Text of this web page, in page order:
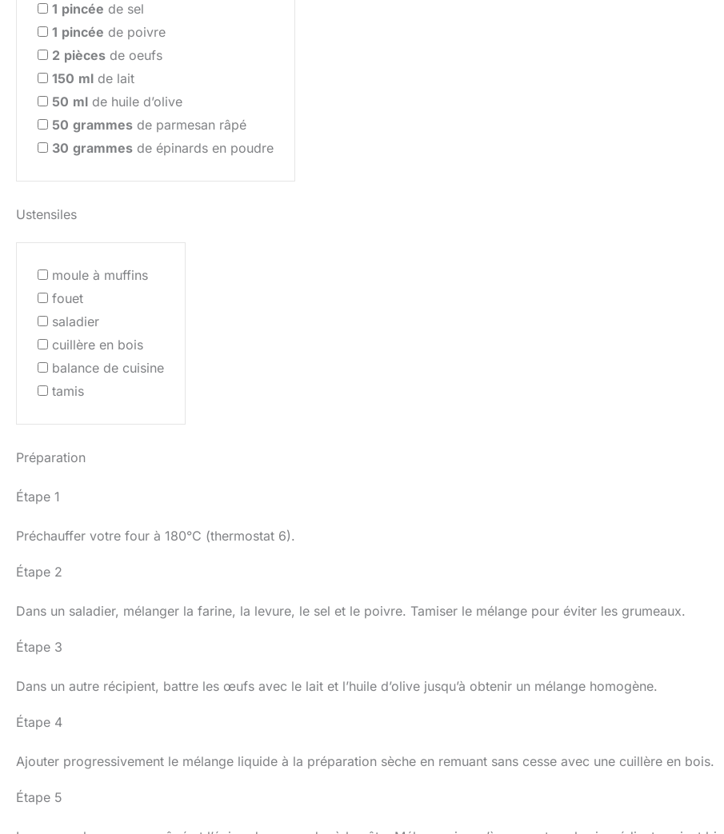
1 pincée de sel
1 pincée de poivre
2 pièces de oeufs
150 ml de lait
50 ml de huile d’olive
50 grammes de parmesan râpé
30 grammes de épinards en poudre
Ustensiles
moule à muffins
fouet
saladier
cuillère en bois
balance de cuisine
tamis
Préparation
Étape 1
Préchauffer votre four à 180°C (thermostat 6).
Étape 2
Dans un saladier, mélanger la farine, la levure, le sel et le poivre. Tamiser le mélange pour éviter les grumeaux.
Étape 3
Dans un autre récipient, battre les œufs avec le lait et l’huile d’olive jusqu’à obtenir un mélange homogène.
Étape 4
Ajouter progressivement le mélange liquide à la préparation sèche en remuant sans cesse avec une cuillère en bois.
Étape 5